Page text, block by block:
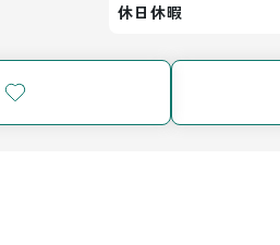
休日休暇